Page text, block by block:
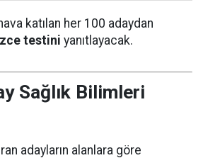
katılan her 100 adaydan
testini yanıtlayacak.
Sağlık Bilimleri
adayların alanlara göre